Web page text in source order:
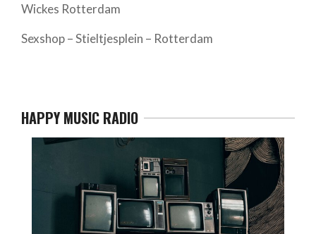
Wickes Rotterdam
Sexshop – Stieltjesplein – Rotterdam
HAPPY MUSIC RADIO